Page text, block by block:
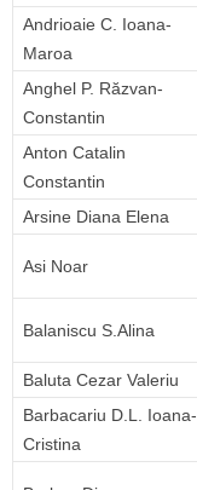
Andrioaie C. Ioana-
Maroa
Anghel P. Răzvan-
Constantin
Anton Catalin
Constantin
Arsine Diana Elena
Asi Noar
Balaniscu S.Alina
Baluta Cezar Valeriu
Barbacariu D.L. Ioana-
Cristina